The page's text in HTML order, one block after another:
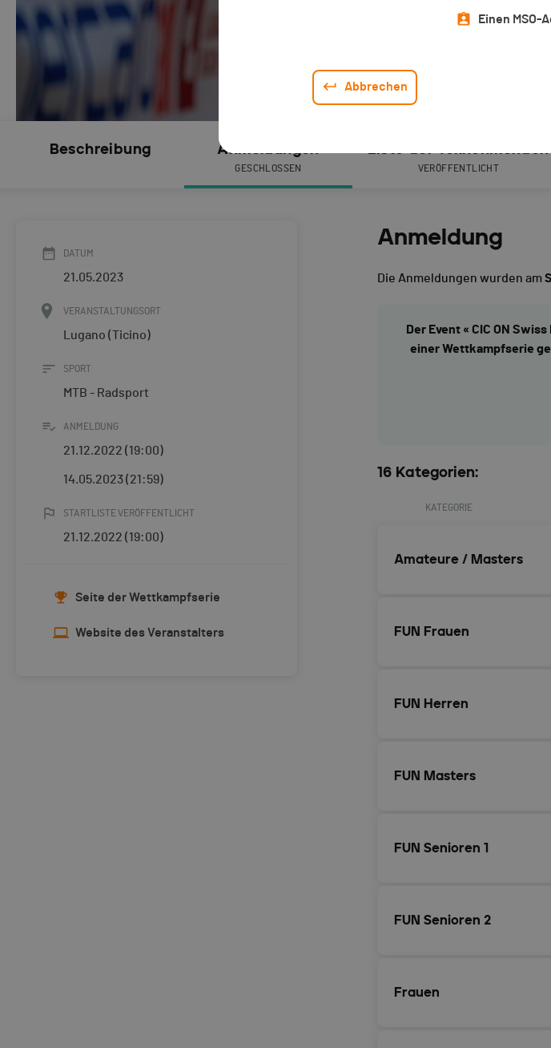
Einen
Abbrechen
Beschreibung Anmeldungen
GESCHLOSSEN
Liste der Teilnehmenden
VERÖFFENTLICHT
DATUM
21.05.2023
VERANSTALTUNGSORT
Lugano (Ticino)
SPORT
MTB - Radsport
ANMELDUNG
21.12.2022 (19:00)
14.05.2023 (21:59)
STARTLISTE VERÖFFENTLICHT
21.12.2022 (19:00)
Seite der Wettkampfserie
Website des Veranstalters
Anmeldung
Die Anmeldungen wurden am
Der Event « CIC ON
einer Wettkampfserie
16 Kategorien:
KATEGORIE
Amateure / Masters
FUN Frauen
FUN Herren
FUN Masters
FUN Senioren 1
FUN Senioren 2
Frauen